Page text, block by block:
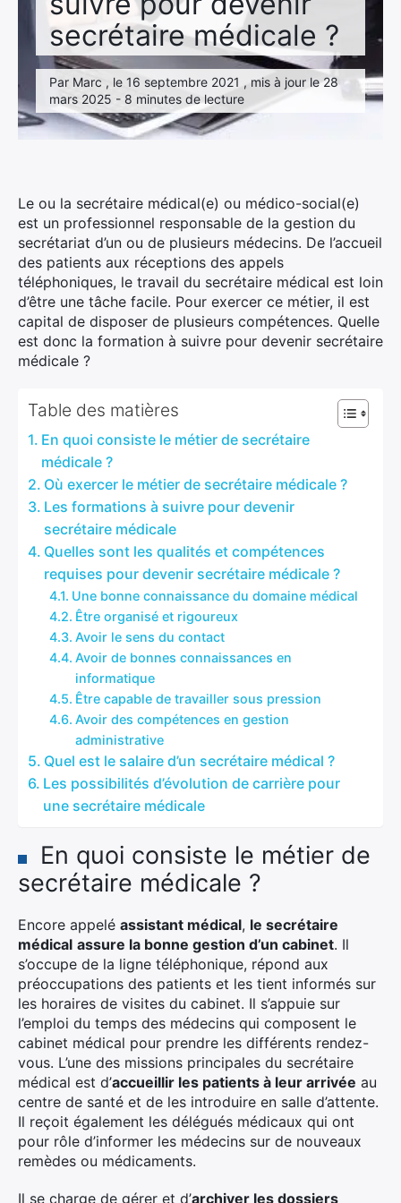
secrétaire médicale ?
Par Marc , le 16 septembre 2021 , mis à jour le 28
mars 2025 - 8 minutes de lecture
Le ou la secrétaire médical(e) ou médico-social(e)
est un professionnel responsable de la gestion du
secrétariat d’un ou de plusieurs médecins. De l’accueil
des patients aux réceptions des appels
téléphoniques, le travail du secrétaire médical est loin
d’être une tâche facile. Pour exercer ce métier, il est
capital de disposer de plusieurs compétences. Quelle
est donc la formation à suivre pour devenir secrétaire
médicale ?
Table des matières
En quoi consiste le métier de secrétaire
médicale ?
Où exercer le métier de secrétaire médicale ?
Les formations à suivre pour devenir
secrétaire médicale
Quelles sont les qualités et compétences
requises pour devenir secrétaire médicale ?
Une bonne connaissance du domaine médical
Être organisé et rigoureux
Avoir le sens du contact
Avoir de bonnes connaissances en
informatique
Être capable de travailler sous pression
Avoir des compétences en gestion
administrative
Quel est le salaire d’un secrétaire médical ?
Les possibilités d’évolution de carrière pour
une secrétaire médicale
En quoi consiste le métier de
secrétaire médicale ?
Encore appelé assistant médical, le secrétaire
médical assure la bonne gestion d’un cabinet. Il
s’occupe de la ligne téléphonique, répond aux
préoccupations des patients et les tient informés sur
les horaires de visites du cabinet. Il s’appuie sur
l’emploi du temps des médecins qui composent le
cabinet médical pour prendre les différents rendez-
vous. L’une des missions principales du secrétaire
médical est d’accueillir les patients à leur arrivée au
centre de santé et de les introduire en salle d’attente.
Il reçoit également les délégués médicaux qui ont
pour rôle d’informer les médecins sur de nouveaux
remèdes ou médicaments.
Il se charge de gérer et d’archiver les dossiers